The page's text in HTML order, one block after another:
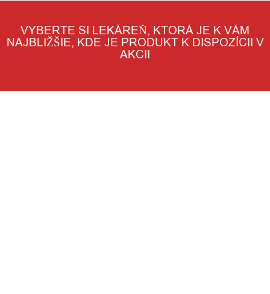
VYBERTE SI LEKÁREŇ, KTORÁ JE K VÁM
NAJBLIŽŠIE, KDE JE PRODUKT K DISPOZÍCII V
AKCII